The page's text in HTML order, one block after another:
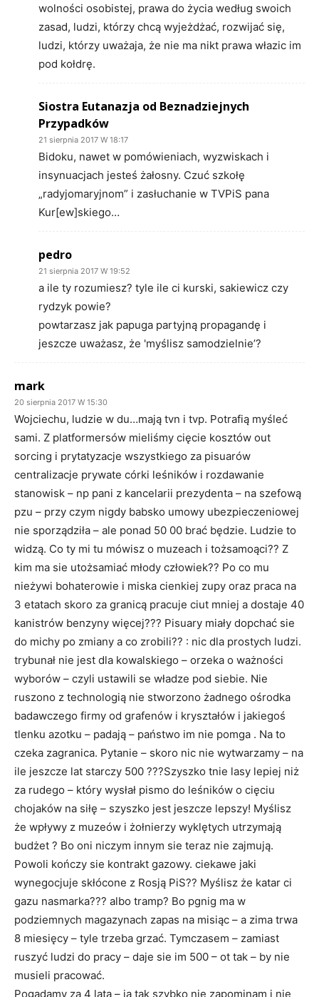
wolności osobistej, prawa do życia według swoich
zasad, ludzi, którzy chcą wyjeżdżać, rozwijać się,
ludzi, którzy uważaja, że nie ma nikt prawa włazic im
pod kołdrę.
Siostra Eutanazja od Beznadziejnych
Przypadków
21 sierpnia 2017 W 18:17
Bidoku, nawet w pomówieniach, wyzwiskach i
insynuacjach jesteś żałosny. Czuć szkołę
„radyjomaryjnom” i zasłuchanie w TVPiS pana
Kur[ew]skiego…
pedro
21 sierpnia 2017 W 19:52
a ile ty rozumiesz? tyle ile ci kurski, sakiewicz czy
rydzyk powie?
powtarzasz jak papuga partyjną propagandę i
jeszcze uważasz, że 'myślisz samodzielnie’?
mark
20 sierpnia 2017 W 15:30
Wojciechu, ludzie w du…mają tvn i tvp. Potrafią myśleć
sami. Z platformersów mieliśmy cięcie kosztów out
sorcing i prytatyzacje wszystkiego za pisuarów
centralizacje prywate córki leśników i rozdawanie
stanowisk – np pani z kancelarii prezydenta – na szefową
pzu – przy czym nigdy babsko umowy ubezpieczeniowej
nie sporządziła – ale ponad 50 00 brać będzie. Ludzie to
widzą. Co ty mi tu mówisz o muzeach i tożsamoąci?? Z
kim ma sie utożsamiać młody człowiek?? Po co mu
nieżywi bohaterowie i miska cienkiej zupy oraz praca na
3 etatach skoro za granicą pracuje ciut mniej a dostaje 40
kanistrów benzyny więcej??? Pisuary miały dopchać sie
do michy po zmiany a co zrobili?? : nic dla prostych ludzi.
trybunał nie jest dla kowalskiego – orzeka o ważności
wyborów – czyli ustawili se władze pod siebie. Nie
ruszono z technologią nie stworzono żadnego ośrodka
badawczego firmy od grafenów i kryształów i jakiegoś
tlenku azotku – padają – państwo im nie pomga . Na to
czeka zagranica. Pytanie – skoro nic nie wytwarzamy – na
ile jeszcze lat starczy 500 ???Szyszko tnie lasy lepiej niż
za rudego – który wysłał pismo do leśników o cięciu
chojaków na siłę – szyszko jest jeszcze lepszy! Myślisz
że wpływy z muzeów i żołnierzy wyklętych utrzymają
budżet ? Bo oni niczym innym sie teraz nie zajmują.
Powoli kończy sie kontrakt gazowy. ciekawe jaki
wynegocjuje skłócone z Rosją PiS?? Myślisz że katar ci
gazu nasmarka??? albo tramp? Bo pgnig ma w
podziemnych magazynach zapas na misiąc – a zima trwa
8 miesięcy – tyle trzeba grzać. Tymczasem – zamiast
ruszyć ludzi do pracy – daje sie im 500 – ot tak – by nie
musieli pracować.
Pogadamy za 4 lata – ja tak szybko nie zapominam i nie